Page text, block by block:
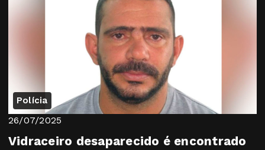
Polícia
26/07/2025
Vidraceiro desaparecido é encontrado